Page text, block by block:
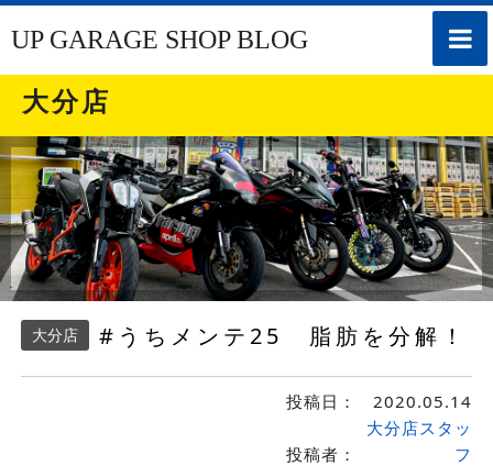
toggle
UP GARAGE SHOP BLOG
大分店
大分店 #うちメンテ25 脂肪を分解！
投稿日： 2020.05.14
投稿者：
大分店スタッ
フ